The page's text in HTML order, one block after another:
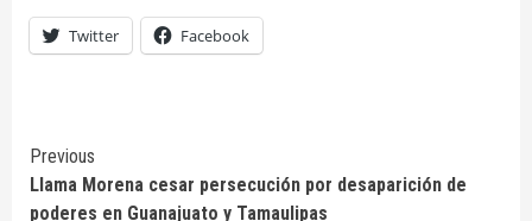
Twitter Facebook
Continue
Reading
Previous
Llama Morena cesar persecución por desaparición de
poderes en Guanajuato y Tamaulipas